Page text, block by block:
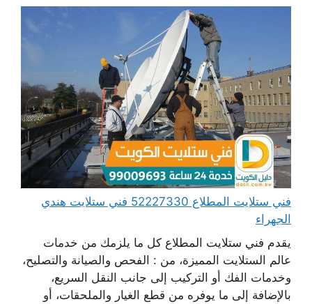
فني ستلايت المطلاع 52227330 فني ستلايت هندي
الجهراء
يقدم فني ستلايت المطلاع كل ما يلزمك من خدمات
عالم الستلايت المميزة، من : الفحص والصيانة والتصليح،
وخدمات الفك أو التركيب إلى جانب النقل السريع،
بالإضافة إلى ما يوفره من قطع الغيار والملحقات، أو